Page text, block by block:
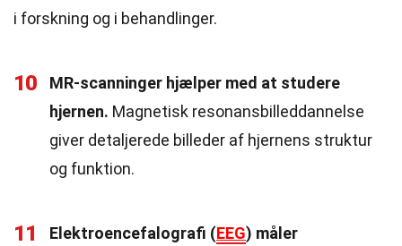
i forskning og i behandlinger.
10
MR-scanninger hjælper med at studere
hjernen. Magnetisk resonansbilleddannelse
giver detaljerede billeder af hjernens struktur
og funktion.
11 Elektroencefalografi (EEG) måler